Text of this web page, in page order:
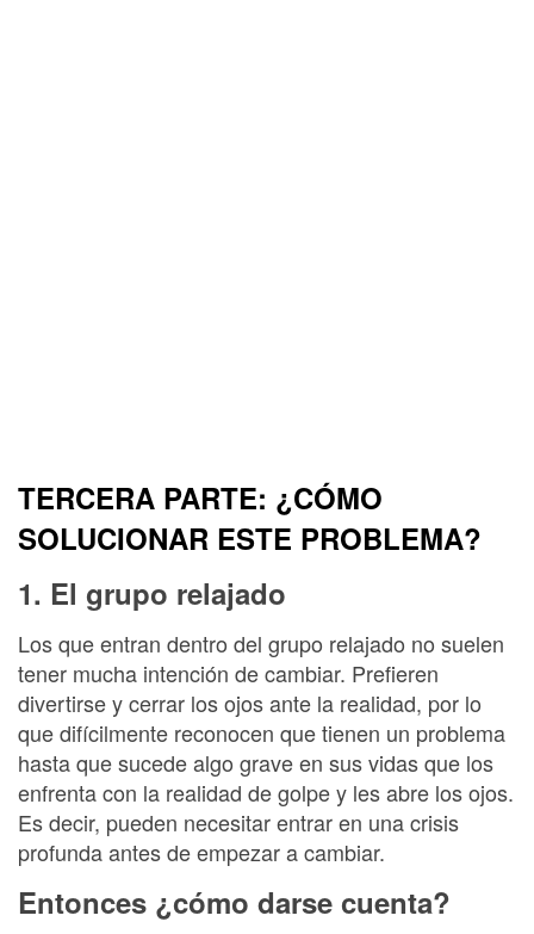
TERCERA PARTE: ¿CÓMO
SOLUCIONAR ESTE PROBLEMA?
1. El grupo relajado
Los que entran dentro del grupo relajado no suelen
tener mucha intención de cambiar. Prefieren
divertirse y cerrar los ojos ante la realidad, por lo
que difícilmente reconocen que tienen un problema
hasta que sucede algo grave en sus vidas que los
enfrenta con la realidad de golpe y les abre los ojos.
Es decir, pueden necesitar entrar en una crisis
profunda antes de empezar a cambiar.
Entonces ¿cómo darse cuenta?